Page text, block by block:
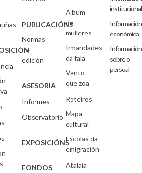
PUBLICACIÓNS
Normas
de
edición
ASESORIA
Informes
Observatorio
EXPOSICIÓNS
FONDOS
Álbum
de
mulleres
Irmandades
da fala
Vento
que zoa
Roteiros
Mapa
cultural
Escolas da
emigración
Atalaia
institucional
Información
económica
Información
sobre o
persoal